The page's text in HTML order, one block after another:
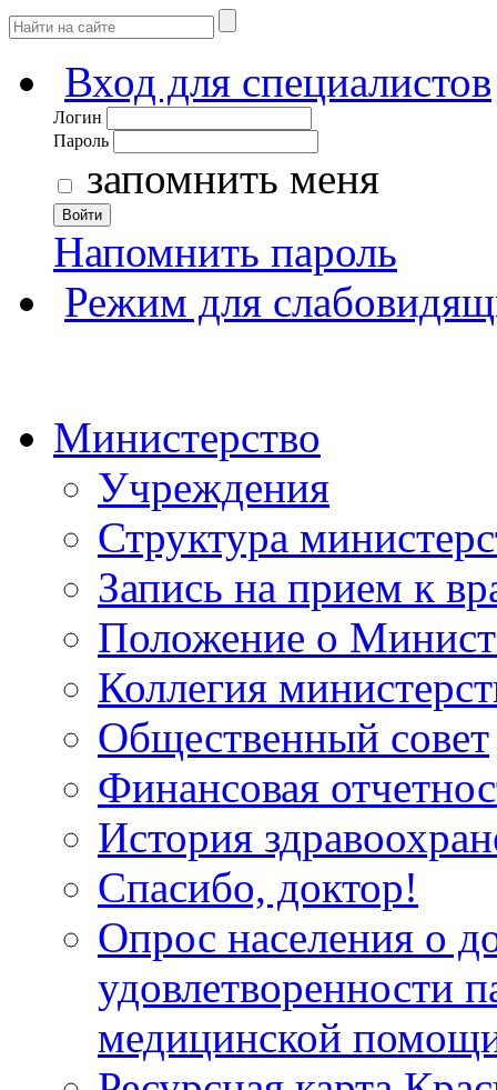
Вход для специалистов
Логин
Пароль
запомнить меня
Войти
Напомнить пароль
Режим для
Министерство
Учреждения
Структура
Запись на прием к
Положение о
Коллегия
Общественный совет
Финансовая
История
Спасибо, доктор!
Опрос населения о
удовлетворенности
медицинской